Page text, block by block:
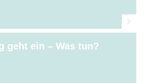
geht ein – Was tun?